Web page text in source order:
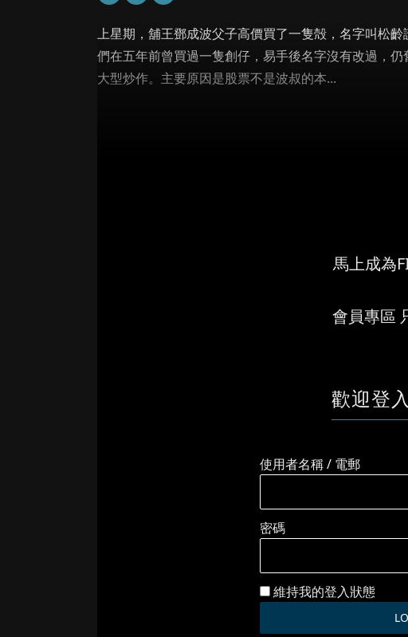
上星期，舖王鄧成波父子高價買了一隻殻，名字叫松
們在五年前曾買過一隻創仔，易手後名字沒有改過，
大型炒作。主要原因是股票不是波叔的本...
馬上成為
會員專區
歡迎登
使用者名稱 / 電郵
密碼
維持我的登入狀態